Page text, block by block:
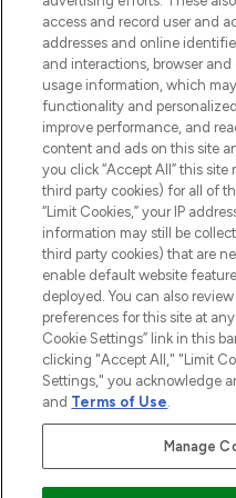
Lieferung ab
Do Not Sell or
HILFE &
ÜBER
Pay Securely With
access and record user and
addresses and online
and interactions, browser
usage information, which
functionality and
improve performance, and
content and ads on this site
you click “Accept All” this
third party cookies) for all of
“Limit Cookies,” your IP
information may still be
third party cookies) that are
enable default website
deployed. You can also
preferences for this site at
Cookie Settings” link in this
clicking "Accept All," "Limit
Settings," you acknowledge
and Terms of Use.
Manage